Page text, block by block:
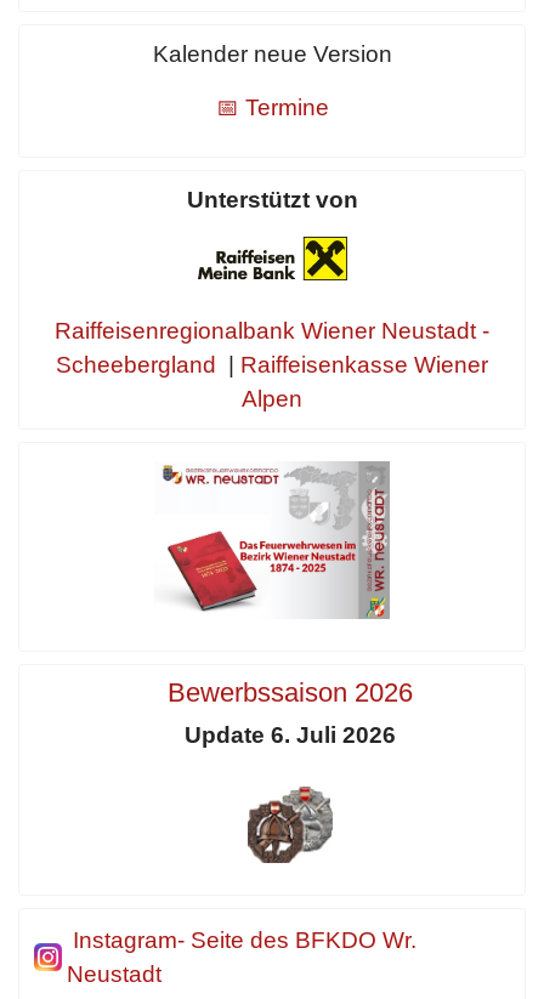
Kalender neue Version
📅 Termine
Unterstützt von
Raiffeisenregionalbank Wiener Neustadt -
Scheebergland
Raiffeisenkasse Wiener
Alpen
Bewerbssaison 2026
Update 6. Juli 2026
Instagram- Seite des BFKDO Wr.
Neustadt